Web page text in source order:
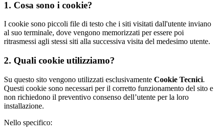
1. Cosa sono i cookie?
I cookie sono piccoli file di testo che i siti visitati dall'utente inviano
al suo terminale, dove vengono memorizzati per essere poi
ritrasmessi agli stessi siti alla successiva visita del medesimo utente.
2. Quali cookie utilizziamo?
Su questo sito vengono utilizzati esclusivamente Cookie Tecnici.
Questi cookie sono necessari per il corretto funzionamento del sito e
non richiedono il preventivo consenso dell’utente per la loro
installazione.
Nello specifico: